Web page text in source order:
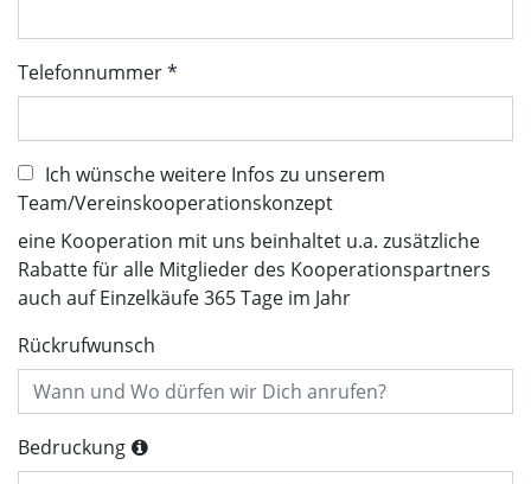
Telefonnummer
Ich wünsche weitere Infos zu unserem
Team/Vereinskooperationskonzept
eine Kooperation mit uns beinhaltet u.a. zusätzliche
Rabatte für alle Mitglieder des Kooperationspartners
auch auf Einzelkäufe 365 Tage im Jahr
Rückrufwunsch
Bedruckung